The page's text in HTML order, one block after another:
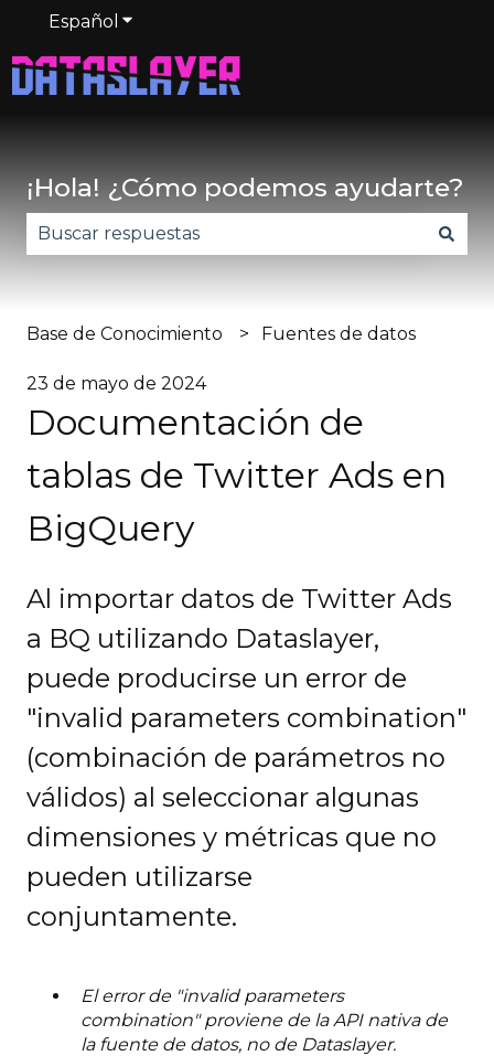
Español Traducciones de Mostrar submenú de
¡Hola! ¿Cómo podemos ayudarte?
Base de Conocimiento Fuentes de datos
23 de mayo de 2024
Documentación de
tablas de Twitter Ads en
BigQuery
Al importar datos de Twitter Ads
a BQ utilizando Dataslayer,
puede producirse un error de
"invalid parameters combination"
(combinación de parámetros no
válidos) al seleccionar algunas
dimensiones y métricas que no
pueden utilizarse
conjuntamente.
El error de "invalid parameters
combination" proviene de la API nativa de
la fuente de datos, no de Dataslayer.